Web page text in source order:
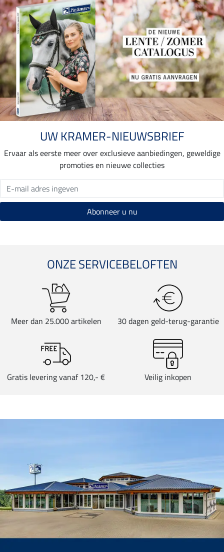
UW KRAMER-NIEUWSBRIEF
Ervaar als eerste meer over exclusieve aanbiedingen, geweldige
promoties en nieuwe collecties
ONZE SERVICEBELOFTEN
Meer dan 25.000 artikelen 30 dagen geld-terug-garantie
Gratis levering vanaf 120,- € Veilig inkopen